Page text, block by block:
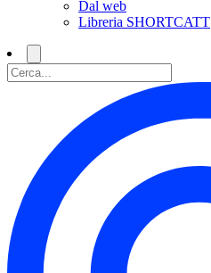
Dal web
Libreria SHORTCATT